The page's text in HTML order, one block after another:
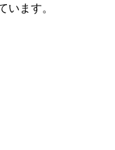
います。